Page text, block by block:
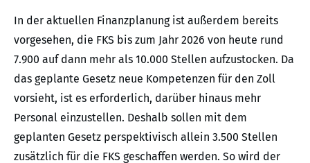
In der aktuellen Finanzplanung ist außerdem bereits
vorgesehen, die FKS bis zum Jahr 2026 von heute rund
7.900 auf dann mehr als 10.000 Stellen aufzustocken. Da
das geplante Gesetz neue Kompetenzen für den Zoll
vorsieht, ist es erforderlich, darüber hinaus mehr
Personal einzustellen. Deshalb sollen mit dem
geplanten Gesetz perspektivisch allein 3.500 Stellen
zusätzlich für die FKS geschaffen werden. So wird der